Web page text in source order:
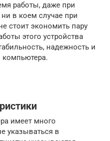
работы, даже при
в коем случае при
стоит экономить пару
этого устройства
надежность и
компьютера.
имеет много
указываться в